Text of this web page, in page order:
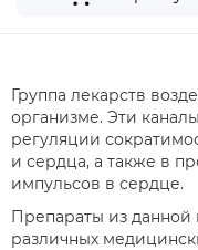
Группа лекарств
организме. Эти
регуляции
и сердца, а также в
импульсов в сердце.
Препараты из данной
различных